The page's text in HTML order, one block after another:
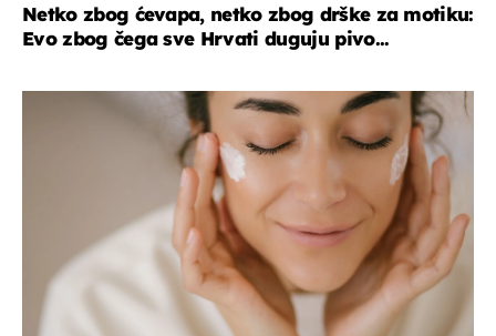
Netko zbog ćevapa, netko zbog drške za motiku:
Evo zbog čega sve Hrvati duguju pivo...
moda & ljepota